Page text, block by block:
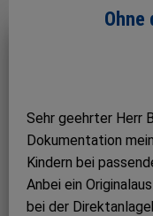
Ohne
Sehr geehrter Herr
Dokumentation
Kindern bei
Anbei ein
bei der